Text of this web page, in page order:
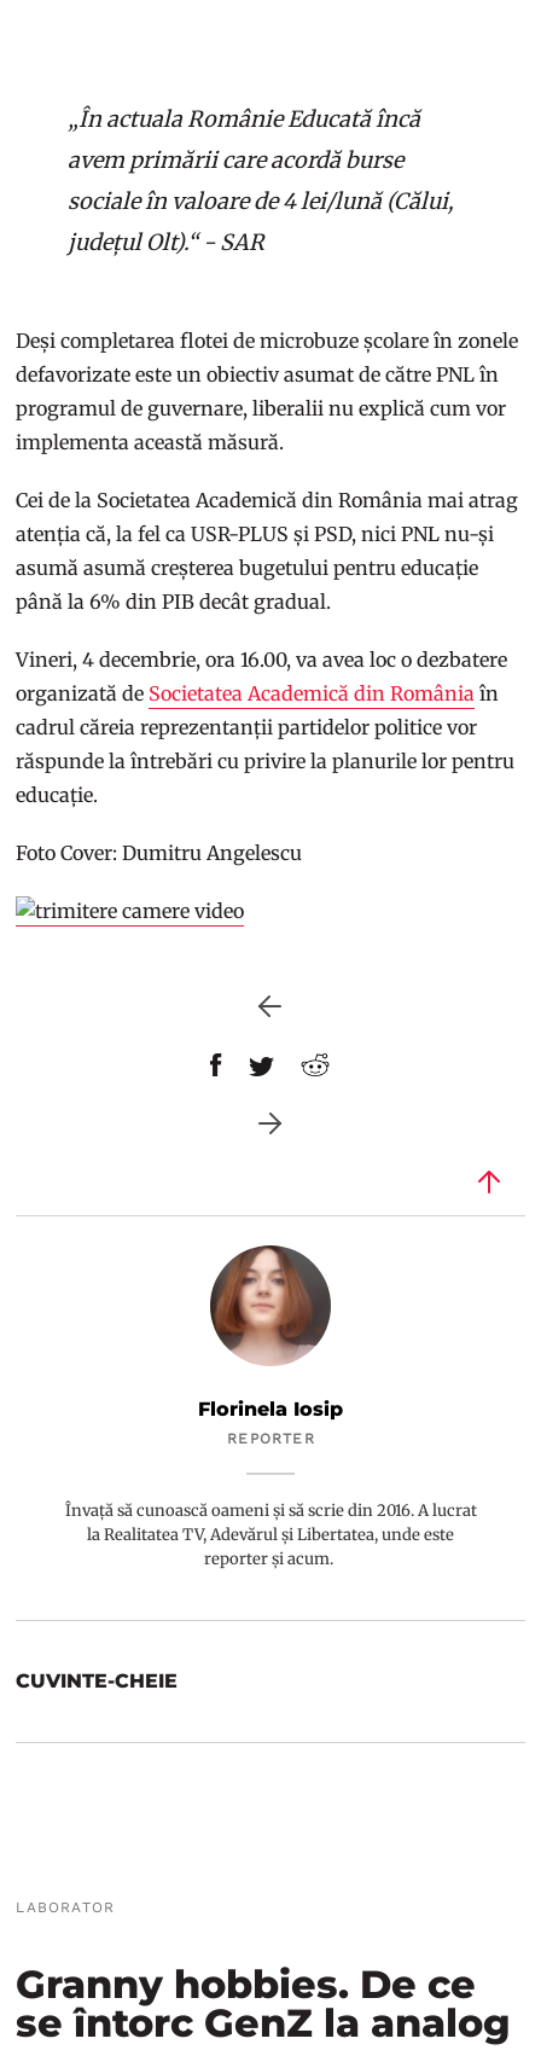
„În actuala Românie Educatăîncă
avem primării care acordă burse
sociale în valoare de 4 lei/lună (Călui,
județul Olt).“ - SAR
Deși completarea flotei de microbuze școlare în zonele
defavorizate este un obiectiv asumat de către PNL în
programul de guvernare, liberalii nu explică cum vor
implementa această măsură.
Cei de la Societatea Academică din România mai atrag
atenția că, la fel ca USR-PLUS și PSD, nici PNL nu-și
asumă asumă creșterea bugetului pentru educație
până la 6% din PIB decât gradual.
Vineri, 4 decembrie, ora 16.00, va avea loc o dezbatere
organizată de Societatea Academică din România în
cadrul căreia reprezentanții partidelor politice vor
răspunde la întrebări cu privire la planurile lor pentru
educație.
Foto Cover: Dumitru Angelescu
Florinela Iosip
REPORTER
Învață să cunoască oameni și să scrie din 2016. A lucrat
la Realitatea TV, Adevărul și Libertatea, unde este
reporter și acum.
CUVINTE-CHEIE
LABORATOR
Granny hobbies. De ce
se întorc GenZ la analog